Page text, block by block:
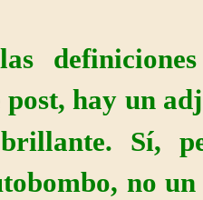
post, hay un
brillante. Sí,
no